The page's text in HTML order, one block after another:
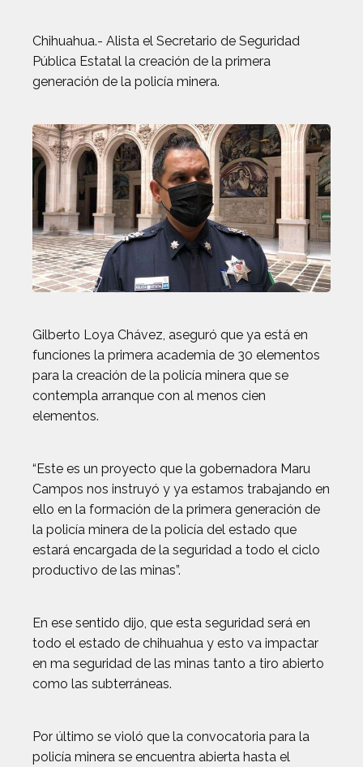
Chihuahua.- Alista el Secretario de Seguridad
Pública Estatal la creación de la primera
generación de la policía minera.
Gilberto Loya Chávez, aseguró que ya está en
funciones la primera academia de 30 elementos
para la creación de la policía minera que se
contempla arranque con al menos cien
elementos.
“Este es un proyecto que la gobernadora Maru
Campos nos instruyó y ya estamos trabajando en
ello en la formación de la primera generación de
la policía minera de la policía del estado que
estará encargada de la seguridad a todo el ciclo
productivo de las minas”.
En ese sentido dijo, que esta seguridad será en
todo el estado de chihuahua y esto va impactar
en ma seguridad de las minas tanto a tiro abierto
como las subterráneas.
Por último se violó que la convocatoria para la
policía minera se encuentra abierta hasta el